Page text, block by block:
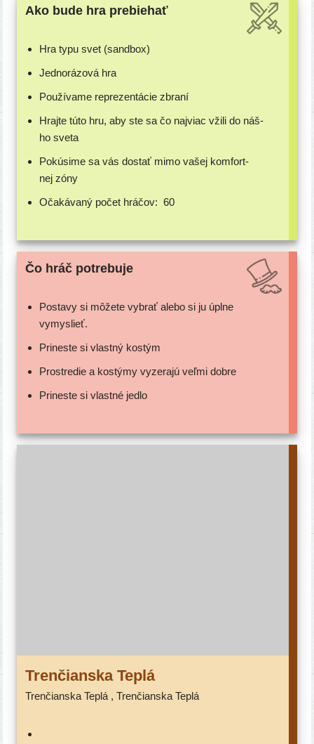
Ako bude hra prebiehať
Hra typu svet (sand­box)
Jednorázová hra
Používame repre­zen­tá­cie zbraní
Hrajte túto hru, aby ste sa čo naj­viac vži­li do náš­
ho sveta
Pokúsime sa vás dostať mimo vašej kom­fort­
nej zóny
Očakávaný počet hráčov: 60
Čo hráč potrebuje
Postavy si môže­te vybrať ale­bo si ju úpl­ne
vymyslieť.
Prineste si vlast­ný kostým
Prostredie a kos­tý­my vyze­ra­jú veľ­mi dobre
Prineste si vlast­né jedlo
Trenčianska Teplá
Trenčianska Teplá , Trenčianska Teplá